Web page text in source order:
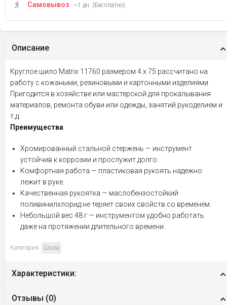
Самовывоз ~1 дн. (Бесплатно)
Описание
Круглое шило Matrix 11760 размером 4 х 75 рассчитано на
работу с кожаными, резиновыми и картонными изделиями.
Пригодится в хозяйстве или мастерской для прокалывания
материалов, ремонта обуви или одежды, занятий рукоделием и
т.д.
Преимущества
Хромированный стальной стержень — инструмент
устойчив к коррозии и прослужит долго.
Комфортная работа — пластиковая рукоять надежно
лежит в руке.
Качественная рукоятка — маслобензостойкий
поливинилхлорид не теряет своих свойств со временем.
Небольшой вес 48 г — инструментом удобно работать
даже на протяжении длительного времени.
Категория: Шила
Характеристики:
Отзывы (0)